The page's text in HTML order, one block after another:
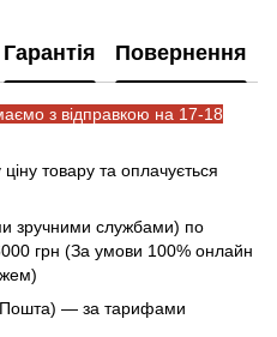
Гарантія Повернення
з відправкою на 17-18
товару та оплачується
зручними службами) по
грн (За умови 100% онлайн
Пошта) — за тарифами